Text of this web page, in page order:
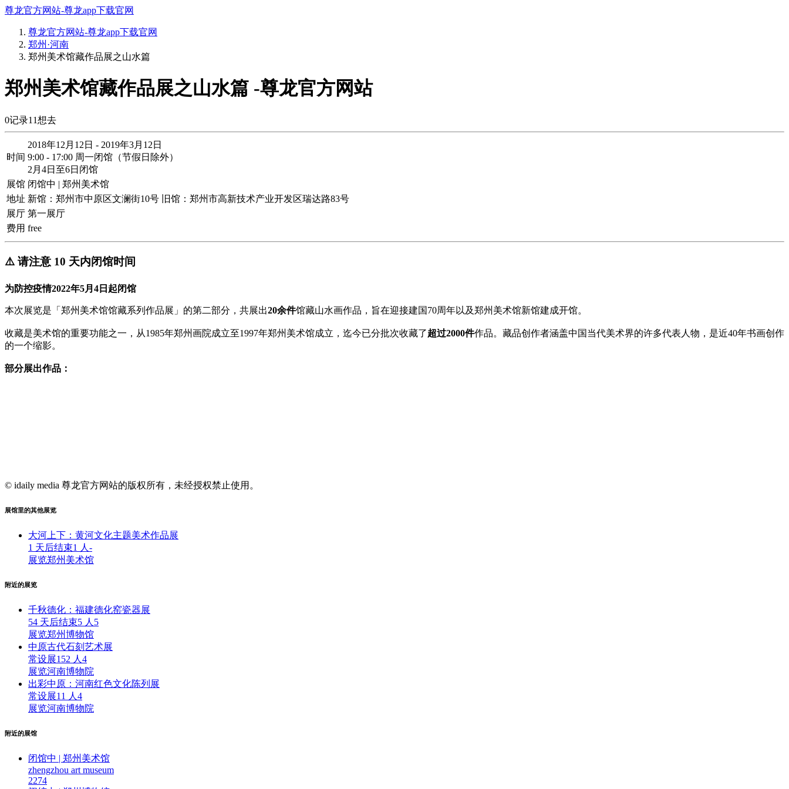
尊龙官方网站-尊龙app下载官网
尊龙官方网站-尊龙app下载官网
郑州·河南
郑州美术馆藏作品展之山水篇
郑州美术馆藏作品展之山水篇 -尊龙官方网站
0记录11想去
时间
2018年12月12日 - 2019年3月12日
9:00 - 17:00 周一闭馆（节假日除外）
2月4日至6日闭馆
展馆 闭馆中 | 郑州美术馆
地址 新馆：郑州市中原区文澜街10号 旧馆：郑州市高新技术产业开发区瑞达路83号
展厅 第一展厅
费用 free
⚠️ 请注意 10 天内闭馆时间
为防控疫情2022年5月4日起闭馆
本次展览是「郑州美术馆馆藏系列作品展」的第二部分，共展出20余件馆藏山水画作品，旨在迎接建国70周年以及郑州美术馆新馆建成开馆。
收藏是美术馆的重要功能之一，从1985年郑州画院成立至1997年郑州美术馆成立，迄今已分批次收藏了超过2000件作品。藏品创作者涵盖中国当代美术界的许多代表人物，是近40年书画创作
的一个缩影。
部分展出作品：
© idaily media 尊龙官方网站的版权所有，未经授权禁止使用。
展馆里的其他展览
大河上下：黄河文化主题美术作品展
1 天后结束1 人 -
展览郑州美术馆
附近的展览
千秋德化：福建德化窑瓷器展
54 天后结束5 人 5
展览郑州博物馆
中原古代石刻艺术展
常设展152 人 4
展览河南博物院
出彩中原：河南红色文化陈列展
常设展11 人 4
展览河南博物院
附近的展馆
闭馆中 | 郑州美术馆
zhengzhou art museum
2274